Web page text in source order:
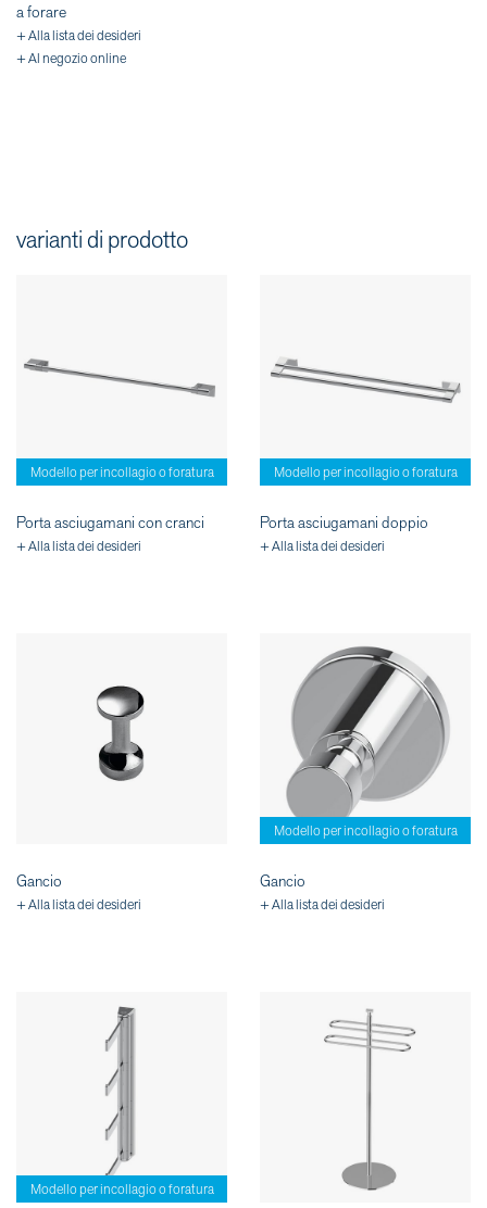
a forare
+ Alla lista dei desideri
+ Al negozio online
varianti di prodotto
Modello per incollagio o foratura
Porta asciugamani con cranci
+ Alla lista dei desideri
Modello per incollagio o foratura
Porta asciugamani doppio
+ Alla lista dei desideri
Gancio
+ Alla lista dei desideri
Modello per incollagio o foratura
Gancio
+ Alla lista dei desideri
Modello per incollagio o foratura